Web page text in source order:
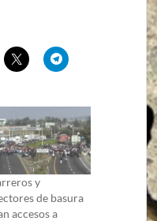
y
de basura
accesos a